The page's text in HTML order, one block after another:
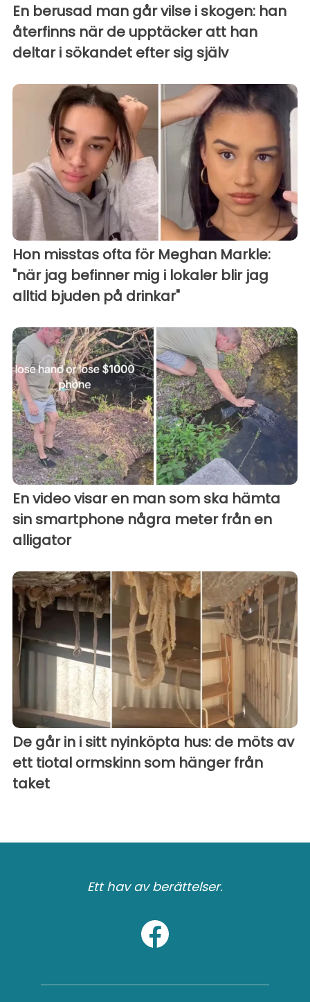
En berusad man går vilse i skogen: han
återfinns när de upptäcker att han
deltar i sökandet efter sig själv
Hon misstas ofta för Meghan Markle:
"när jag befinner mig i lokaler blir jag
alltid bjuden på drinkar"
En video visar en man som ska hämta
sin smartphone några meter från en
alligator
De går in i sitt nyinköpta hus: de möts av
ett tiotal ormskinn som hänger från
taket
Ett hav av berättelser.